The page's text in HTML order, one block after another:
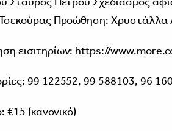
Προώθηση: Χρυστάλλα
εισιτηρίων: https://
99 122552, 99 588103, 96
€15 (κανονικό)